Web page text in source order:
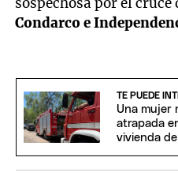
Condarco e
TE PUEDE
Una mujer
atrapada
vivienda